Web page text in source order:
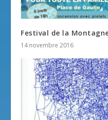
Festival de la
14 novembre 2016